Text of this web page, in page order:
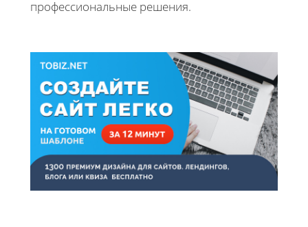
профессиональные решения.